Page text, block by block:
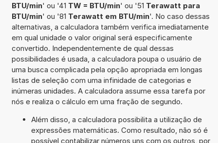
BTU/min' ou '41 TW = BTU/min' ou '51 Terawatt para
BTU/min' ou '81 Terawatt em BTU/min'. No caso dessas
alternativas, a calculadora também verifica imediatamente
em qual unidade o valor original será especificamente
convertido. Independentemente de qual dessas
possibilidades é usada, a calculadora poupa o usuário de
uma busca complicada pela opção apropriada em longas
listas de seleção com uma infinidade de categorias e
inúmeras unidades. A calculadora assume essa tarefa por
nós e realiza o cálculo em uma fração de segundo.
Além disso, a calculadora possibilita a utilização de
expressões matemáticas. Como resultado, não só é
possível contabilizar números uns com os outros, por